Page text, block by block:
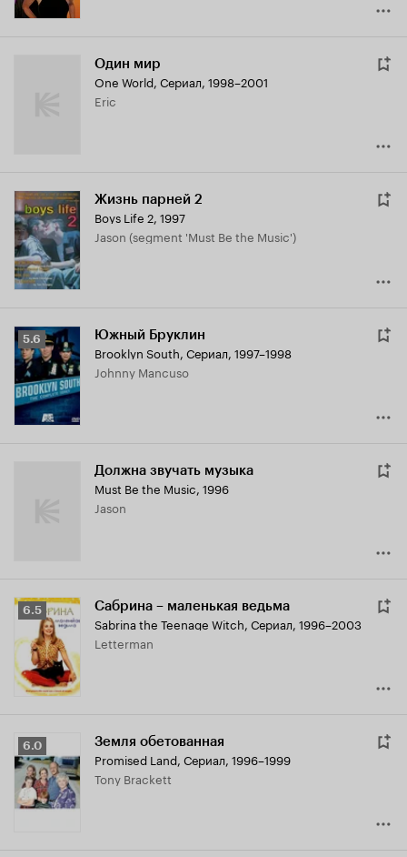
Один мир
One World, Сериал, 1998–2001
Eric
Жизнь парней 2
Boys Life 2, 1997
Jason (segment 'Must Be the Music')
Рейтинг
Кинопоиска
5.6
5.6 Южный Бруклин
Brooklyn South, Сериал, 1997–1998
Johnny Mancuso
Должна звучать музыка
Must Be the Music, 1996
Jason
Рейтинг
Кинопоиска
6.5
6.5 Сабрина – маленькая ведьма
Sabrina the Teenage Witch, Сериал, 1996–2003
Letterman
Рейтинг
Кинопоиска
6.0
6.0 Земля обетованная
Promised Land, Сериал, 1996–1999
Tony Brackett